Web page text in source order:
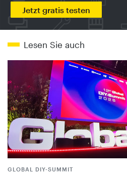
Jetzt gratis testen
Lesen Sie auch
GLOBAL DIY-SUMMIT